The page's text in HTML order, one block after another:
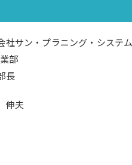
社サン・プラニング・システ
部
長
夫